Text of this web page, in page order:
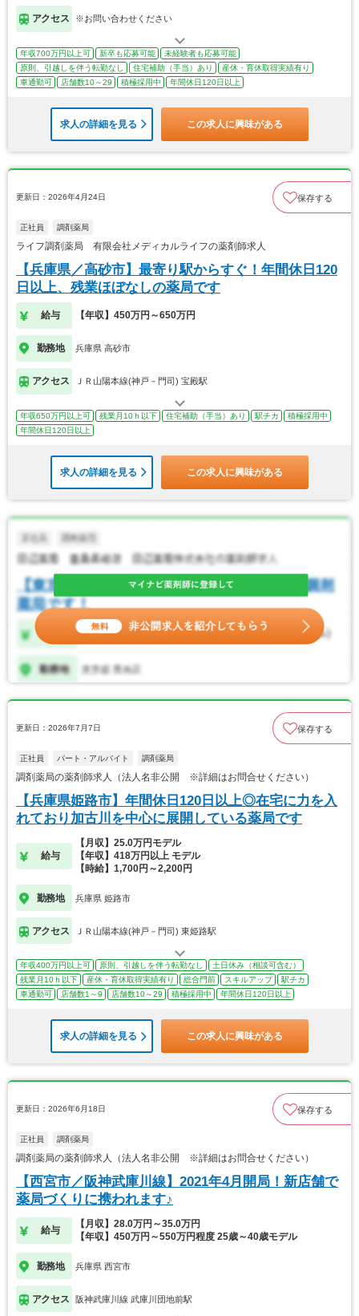
アクセス ※お問い合わせください
年収700万円以上可 新卒も応募可能
未経験者も応募可能
原則、引越しを伴う転勤なし
住宅補助（手当）あり
産休・育休取得実績有り
車通勤可
店舗数10～29 積極採用中 年間休日120日以上
求人の詳細を見る この求人に興味がある
更新日：2026年4月24日 保存する
正社員 調剤薬局
ライフ調剤薬局 有限会社メディカルライフの薬剤師求人
【兵庫県／高砂市】最寄り駅からすぐ！年間休日120
日以上、残業ほぼなしの薬局です
給与 【年収】450万円～650万円
勤務地 兵庫県 高砂市
アクセス ＪＲ山陽本線(神戸－門司) 宝殿駅
年収650万円以上可 残業月10ｈ以下 住宅補助（手当）あり 駅チカ
積極採用中
年間休日120日以上
求人の詳細を見る この求人に興味がある
更新日：2026年7月7日 保存する
正社員 パート・アルバイト 調剤薬局
調剤薬局の薬剤師求人（法人名非公開 ※詳細はお問合せください）
【兵庫県姫路市】年間休日120日以上◎在宅に力を入
れており加古川を中心に展開している薬局です
給与
【月収】25.0万円モデル
【年収】418万円以上 モデル
【時給】1,700円～2,200円
勤務地 兵庫県 姫路市
アクセス ＪＲ山陽本線(神戸－門司) 東姫路駅
年収400万円以上可 原則、引越しを伴う転勤なし
土日休み（相談可含む）
残業月10ｈ以下
産休・育休取得実績有り 総合門前 スキルアップ
駅チカ
車通勤可
店舗数1～9 店舗数10～29 積極採用中 年間休日120日以上
求人の詳細を見る この求人に興味がある
更新日：2026年6月18日 保存する
正社員 調剤薬局
調剤薬局の薬剤師求人（法人名非公開 ※詳細はお問合せください）
【西宮市／阪神武庫川線】2021年4月開局！新店舗で
薬局づくりに携われます♪
給与
【月収】28.0万円～35.0万円
【年収】450万円～550万円程度 25歳～40歳モデル
勤務地 兵庫県 西宮市
アクセス 阪神武庫川線 武庫川団地前駅